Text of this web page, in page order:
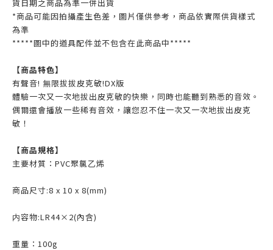
貨日期之商品為準一併出貨
*商品可能因拍攝產生色差，圖片僅供參考，商品依實際供貨樣式
為準
*****圖中的道具配件並不包含在此商品中*****
【商品特色】
有聲音! 無限拔拔皮克敏!DX版
體驗一次又一次地拔出皮克敏的快樂，同時也能聽到熟悉的音效。
偶爾還會播放一些稀有音效，讓您忍不住一次又一次地拔出皮克
敏！
【商品規格】
主要材質：PVC聚氯乙烯
商品尺寸:8 x 10 x 8(mm)
内容物:LR44×2(內含)
重量：100g